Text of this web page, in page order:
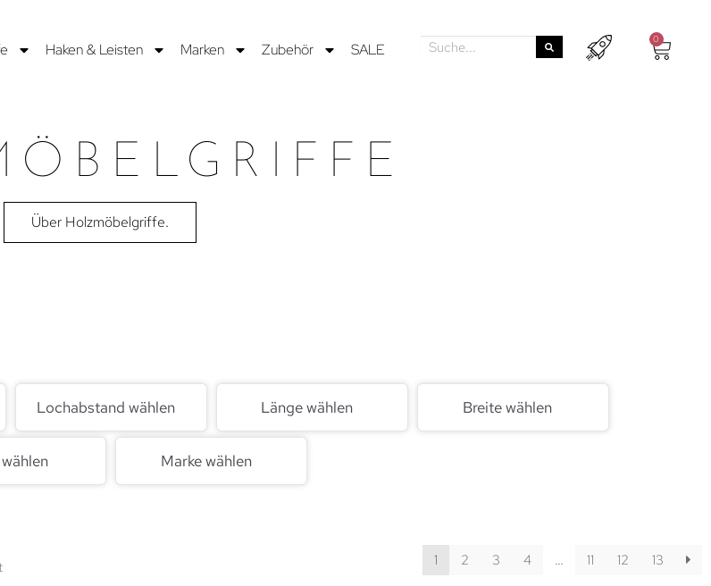
Haken & Leisten Marken Zubehör SALE
0
Über Holzmöbelgriffe.
Lochabstand wählen Länge wählen Breite wählen
Marke wählen
1 2 3 4 … 11 12 13